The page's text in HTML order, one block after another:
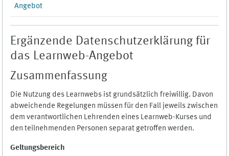
Angebot
Ergänzende Datenschutzerklärung für
das Learnweb-Angebot
Zusammenfassung
Die Nutzung des Learnwebs ist grundsätzlich freiwillig. Davon
abweichende Regelungen müssen für den Fall jeweils zwischen
dem verantwortlichen Lehrenden eines Learnweb-Kurses und
den teilnehmenden Personen separat getroffen werden.
Geltungsbereich